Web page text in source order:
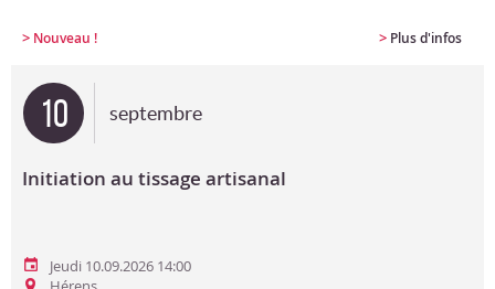
> Nouveau ! > Plus d'infos
10 septembre
Initiation au tissage artisanal
Jeudi 10.09.2026 14:00